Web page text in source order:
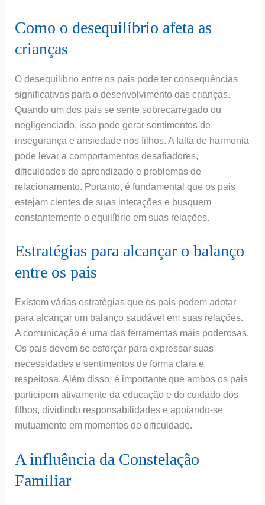
Como o desequilíbrio afeta as
crianças
O desequilíbrio entre os pais pode ter consequências
significativas para o desenvolvimento das crianças.
Quando um dos pais se sente sobrecarregado ou
negligenciado, isso pode gerar sentimentos de
insegurança e ansiedade nos filhos. A falta de harmonia
pode levar a comportamentos desafiadores,
dificuldades de aprendizado e problemas de
relacionamento. Portanto, é fundamental que os pais
estejam cientes de suas interações e busquem
constantemente o equilíbrio em suas relações.
Estratégias para alcançar o balanço
entre os pais
Existem várias estratégias que os pais podem adotar
para alcançar um balanço saudável em suas relações.
A comunicação é uma das ferramentas mais poderosas.
Os pais devem se esforçar para expressar suas
necessidades e sentimentos de forma clara e
respeitosa. Além disso, é importante que ambos os pais
participem ativamente da educação e do cuidado dos
filhos, dividindo responsabilidades e apoiando-se
mutuamente em momentos de dificuldade.
A influência da Constelação
Familiar